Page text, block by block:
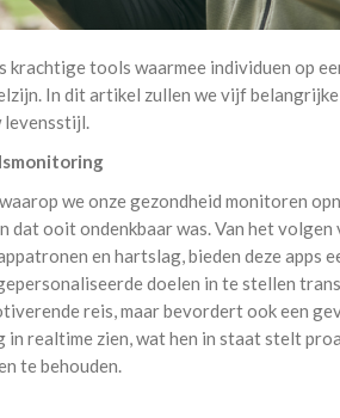
krachtige tools waarmee individuen op
In dit artikel zullen we vijf
levensstijl.
we onze gezondheid monitoren
ooit ondenkbaar was. Van het volgen
en hartslag, bieden deze apps
doelen in te stellen
reis, maar bevordert ook een
realtime zien, wat hen in staat stelt
te behouden.